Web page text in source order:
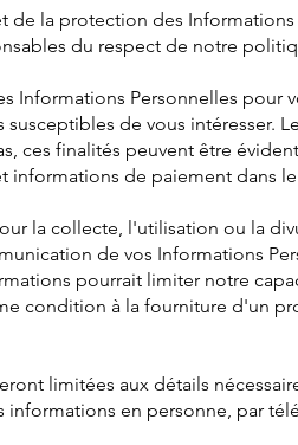
de la protection des
du respect de notre
Informations Personnelles pour
de vous intéresser.
ces finalités peuvent être
informations de paiement dans
la collecte, l'utilisation ou la
de vos Informations
pourrait limiter notre
condition à la fourniture d'un
limitées aux détails
en personne, par